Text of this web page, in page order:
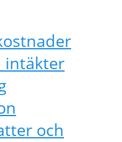
intäkter
och